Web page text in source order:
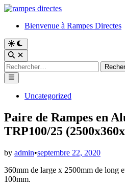
Skip
contentBienvenue à Rampes Directes
Switch
to
dark
mode
Open
Search
Rechercher :
Main
Menu
PostedUncategorized
Paire de Rampes en
TRP100/25
by admin•septembre 22, 2020
360mm de large x 2500mm de long
100mm.